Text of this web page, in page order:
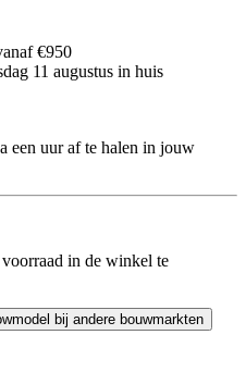
€950
11 augustus in huis
een uur af te halen in jouw
in de winkel te
bij andere bouwmarkten